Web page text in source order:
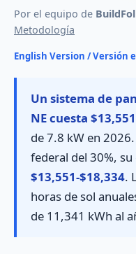
Por el equipo de
Metodología
English Version / Versión
Un sistema de
NE cuesta
de 7.8 kW en
federal del 30%,
$13,551-$18,334.
horas de sol
de 11,341 kWh al